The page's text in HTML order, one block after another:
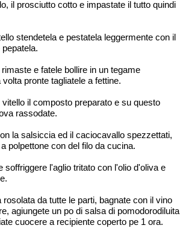
il prosciutto cotto e impastate il tutto quindi
stendetela e pestatela leggermente con il
e fatele bollire in un tegame
pronte tagliatele a fettine.
il composto preparato e su questo
rassodate.
la salsiccia ed il caciocavallo spezzettati,
polpettone con del filo da cucina.
soffriggere l'aglio tritato con l'olio d'oliva e
da tutte le parti, bagnate con il vino
agiungete un po di salsa di pomodorodiluita
cuocere a recipiente coperto pe 1 ora.